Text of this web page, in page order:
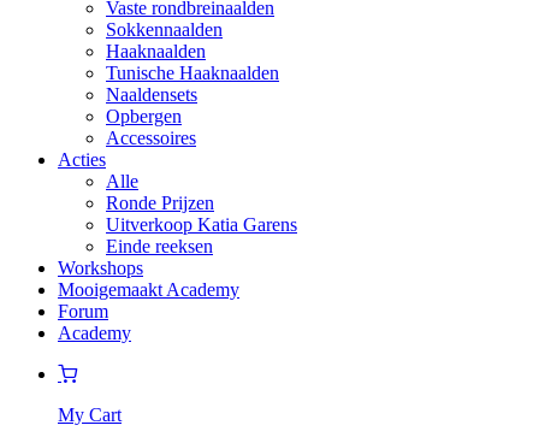
Vaste rondbreinaalden
Sokkennaalden
Haaknaalden
Tunische Haaknaalden
Naaldensets
Opbergen
Accessoires
Acties
Alle
Ronde Prijzen
Uitverkoop Katia Garens
Einde reeksen
Workshops
Mooigemaakt Academy
Forum
Academy
My Cart